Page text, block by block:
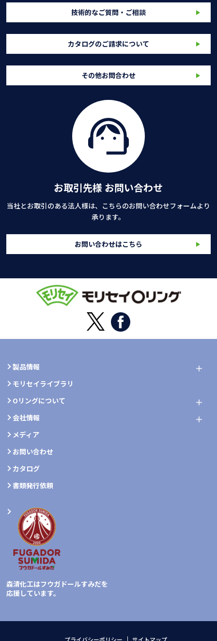
技術的なご質問・ご相談
カタログのご請求について
その他お問合わせ
お取引先様 お問い合わせ
当社とお取引のある法人様は、こちらのお問い合わせフォームより
承ります。
お問い合わせはこちら
製品情報
モリセイライブラリ
Oリングについて
会社情報
メディア
お問い合わせ
カタログ
書類発行依頼
森清化工はフウガドールすみだを
応援しています。
プライバシーポリシー サイトマップ